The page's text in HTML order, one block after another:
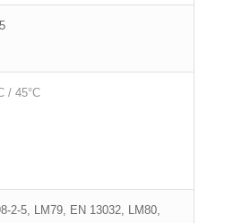
/ 45°C
2-5, LM79, EN 13032, LM80,